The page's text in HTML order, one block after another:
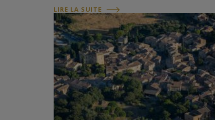
son expertise au service d'une clientèle
exigeante, grâce à une connaissance
approfondie de l'
LIRE LA SUITE